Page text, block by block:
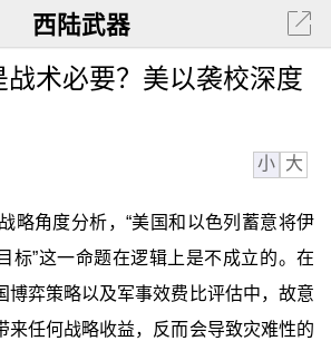
西陆武器
战术必要？美以袭校深度
小 大
略角度分析，“美国和以色列蓄意将伊
标”这一命题在逻辑上是不成立的。在
博弈策略以及军事效费比评估中，故意
来任何战略收益，反而会导致灾难性的